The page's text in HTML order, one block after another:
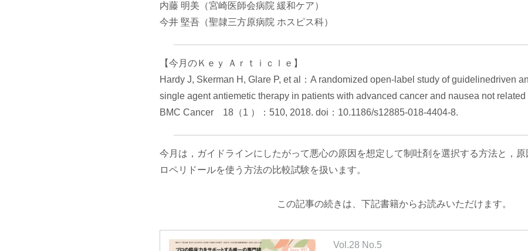
内藤 明美（宮崎医師会病院 緩和ケア）
今井 堅吾（聖隷三方原病院 ホスピス科）
【今月のＫｅｙ Ａｒｔｉｃｌｅ】
Hardy J, Skerman H, Glare P, et al：A randomized open-label study of guidelinedriven
single agent antiemetic therapy in patients with advanced cancer and nausea not related
BMC Cancer 18（1 ）：510, 2018. doi：10.1186/s12885-018-4404-8.
今月は，ガイドラインにしたがって悪心の原因を想定して制吐剤を選択する方法と，
ロペリドールを使う方法の比較試験を扱います。
この記事の続きは、下記書籍からお読みいただけます。
Vol.28 No.5